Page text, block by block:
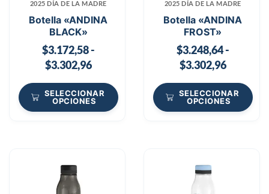
2025 DÍA DE LA MADRE
Botella «ANDINA
BLACK»
$3.172,58-
$3.302,96
SELECCIONAR
OPCIONES
2025 DÍA DE LA MADRE
Botella «ANDINA
FROST»
$3.248,64-
$3.302,96
SELECCIONAR
OPCIONES